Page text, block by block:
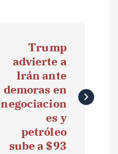
Trump
advierte a
Irán ante
demoras en
negociacion
es y
petróleo
sube a $93